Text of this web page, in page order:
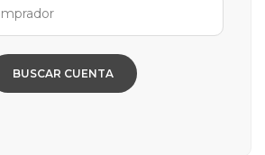
BUSCAR CUENTA